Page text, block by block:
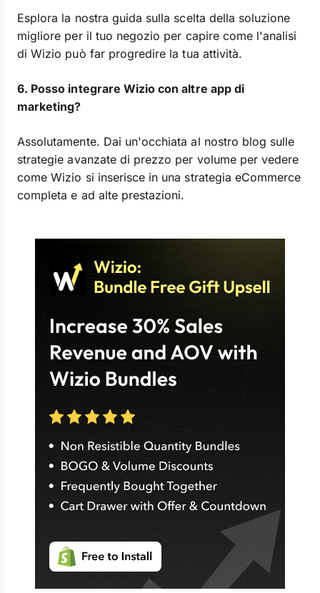
Esplora la nostra guida sulla scelta della soluzione
migliore per il tuo negozio per capire come l'analisi
di Wizio può far progredire la tua attività.
6. Posso integrare Wizio con altre app di
marketing?
Assolutamente. Dai un'occhiata al nostro blog sulle
strategie avanzate di prezzo per volume per vedere
come Wizio si inserisce in una strategia eCommerce
completa e ad alte prestazioni.